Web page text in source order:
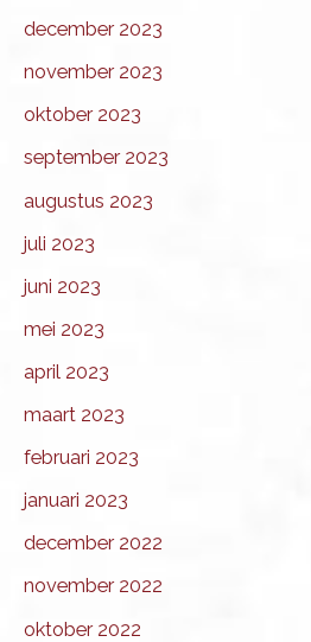
december 2023
november 2023
oktober 2023
september 2023
augustus 2023
juli 2023
juni 2023
mei 2023
april 2023
maart 2023
februari 2023
januari 2023
december 2022
november 2022
oktober 2022